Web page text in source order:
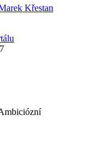
Křestan